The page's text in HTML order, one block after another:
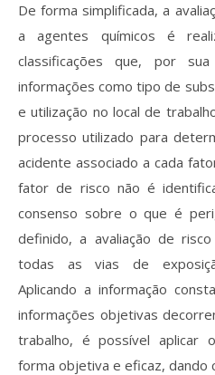
De forma simplificada, a
a agentes químicos é
classificações que, por
informações como tipo de
e utilização no local de
processo utilizado para
acidente associado a cada
fator de risco não é
consenso sobre o que é
definido, a avaliação de
todas as vias de
Aplicando a informação
informações objetivas
trabalho, é possível aplicar
forma objetiva e eficaz, dando